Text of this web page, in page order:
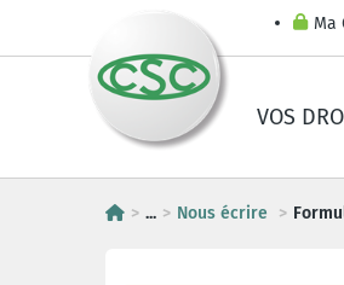
Ma
VOS
... Nous écrire